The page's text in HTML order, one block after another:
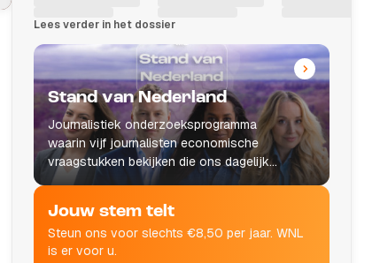
Lees verder in het dossier
Stand van Nederland
Journalistiek onderzoeksprogramma
waarin vijf journalisten economische
vraagstukken bekijken die ons dagelijks
leven raken.
Jouw stem telt
Steun ons voor slechts €8,50 per jaar. WNL
is er voor u.